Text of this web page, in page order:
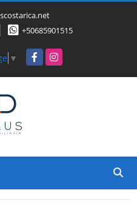
+50685901515
▼ FacebookInstagram